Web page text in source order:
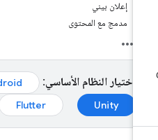
إعلان بيني
مدمج مع المحتوى
اختيار النظام الأساسي: Android
Unity
Flutter